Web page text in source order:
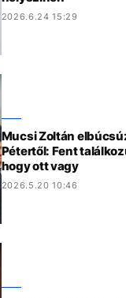
2026.6.24 15:29
Mucsi Zoltán
Pétertől: Fent
hogy ott vagy
2026.5.20 10:46